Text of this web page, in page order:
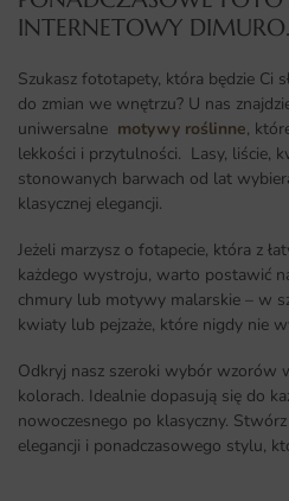
INTERNETOWY
Szukasz fototapety, która będzie Ci
do zmian we wnętrzu? U nas
uniwersalne motywy roślinne,
lekkości i przytulności. Lasy, liście,
stonowanych barwach od lat
klasycznej elegancji.
Jeżeli marzysz o fotapecie, która z
każdego wystroju, warto postawić
chmury lub motywy malarskie – w
kwiaty lub pejzaże, które nigdy nie
Odkryj nasz szeroki wybór wzorów
kolorach. Idealnie dopasują się do
nowoczesnego po klasyczny.
elegancji i ponadczasowego stylu,